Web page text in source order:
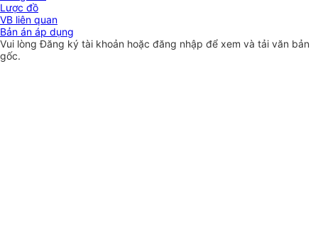
Lược đồ
VB liên quan
Bản án áp dụng
Vui lòngĐăng ký tài khoản hoặc đăng nhập để xem và tải văn bản
gốc.